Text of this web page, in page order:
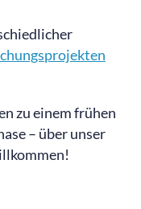
zu einem frühen
– über unser